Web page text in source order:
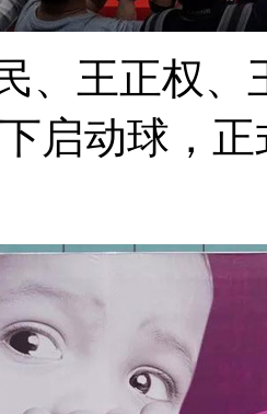
、王正权、
启动球，